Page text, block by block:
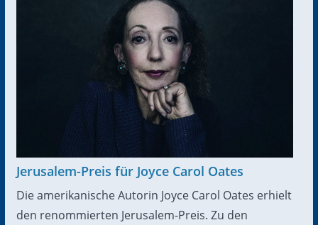
Jerusalem-Preis für Joyce Carol Oates
Die amerikanische Autorin Joyce Carol Oates erhielt
den renommierten Jerusalem-Preis. Zu den